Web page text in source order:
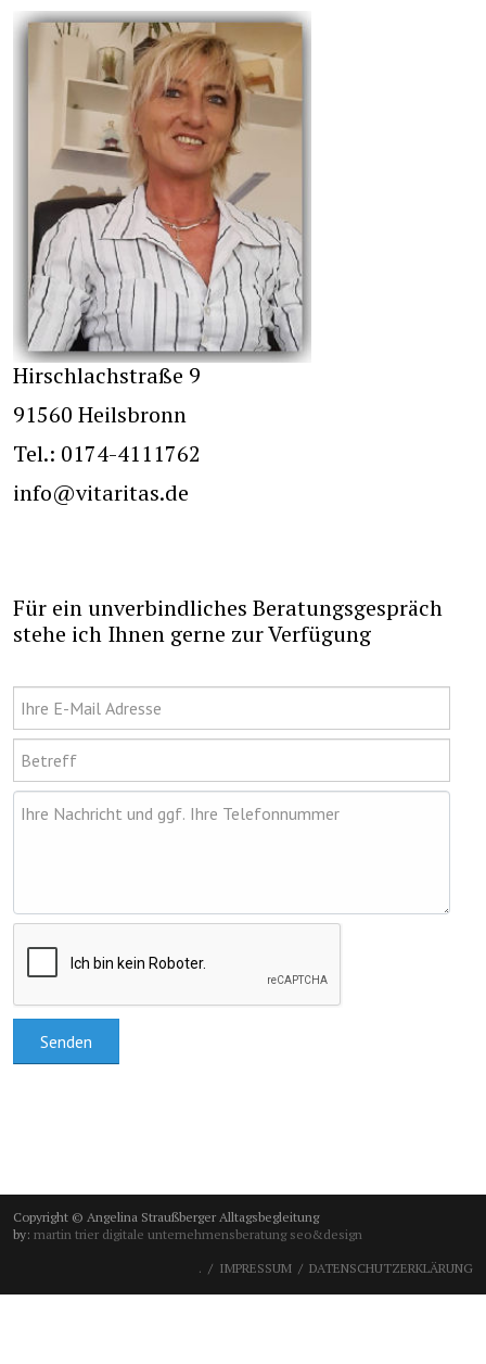
Hirschlachstraße 9
91560 Heilsbronn
Tel.: 0174-4111762
info@vitaritas.de
Für ein unverbindliches Beratungsgespräch
stehe ich Ihnen gerne zur Verfügung
Copyright © Angelina Straußberger Alltagsbegleitung
by: martin trier digitale unternehmensberatung seo&design
. IMPRESSUM DATENSCHUTZERKLÄRUNG